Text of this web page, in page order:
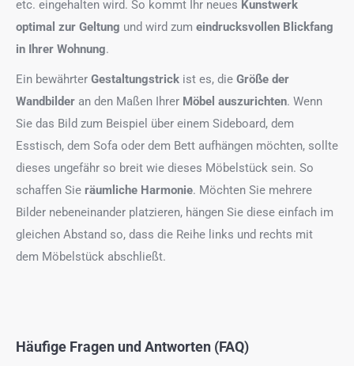
etc. eingehalten wird. So kommt Ihr neues Kunstwerk
optimal zur Geltung und wird zum eindrucksvollen Blickfang
in Ihrer Wohnung.
Ein bewährter Gestaltungstrick ist es, die Größe der
Wandbilder an den Maßen Ihrer Möbel auszurichten. Wenn
Sie das Bild zum Beispiel über einem Sideboard, dem
Esstisch, dem Sofa oder dem Bett aufhängen möchten, sollte
dieses ungefähr so breit wie dieses Möbelstück sein. So
schaffen Sie räumliche Harmonie. Möchten Sie mehrere
Bilder nebeneinander platzieren, hängen Sie diese einfach im
gleichen Abstand so, dass die Reihe links und rechts mit
dem Möbelstück abschließt.
Häufige Fragen und Antworten (FAQ)